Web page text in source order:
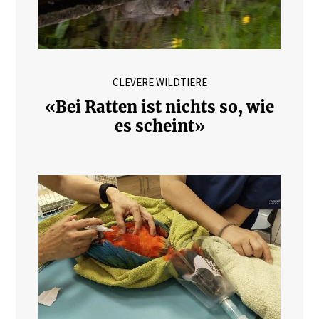
CLEVERE WILDTIERE
«Bei Ratten ist nichts so, wie
es scheint»